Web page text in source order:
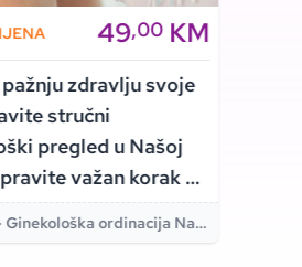
49,00 KM
zdravlju svoje
stručni
pregled u Našoj
važan korak ka
otkrivanju
koži!
Ginekološka ordinacija Naša klinika